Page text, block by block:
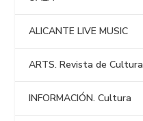
ALICANTE LIVE MUSIC
ARTS. Revista de Cultura
INFORMACIÓN. Cultura